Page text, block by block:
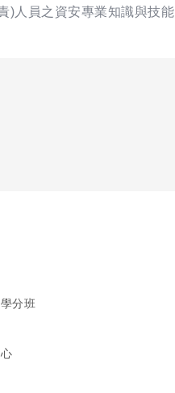
)人員之資安專業知識與技能
分班